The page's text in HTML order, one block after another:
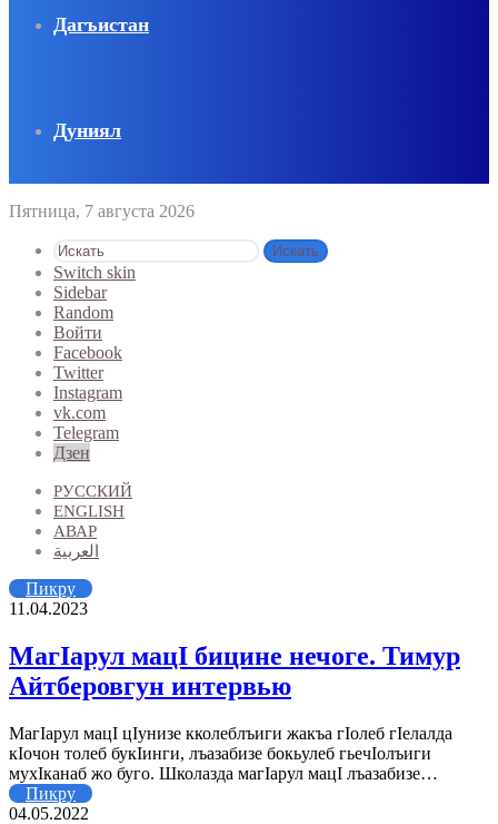
Дагъистан
Дуниял
Пятница, 7 августа 2026
Искать
Switch skin
Sidebar
Random
Войти
Facebook
Twitter
Instagram
vk.com
Telegram
Дзен
РУССКИЙ
ENGLISH
АВАР
العربية
Пикру
11.04.2023
МагIарул мацI бицине нечоге. Тимур
Айтберовгун интервью
МагIарул мацI цIунизе кколеблъиги жакъа гIолеб гIелалда
кIочон толеб букIинги, лъазабизе бокьулеб гьечIолъиги
мухIканаб жо буго. Школазда магIарул мацI лъазабизе…
Пикру
04.05.2022